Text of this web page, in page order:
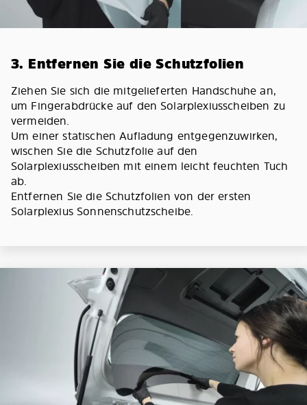
3. Entfernen Sie die Schutzfolien
Ziehen Sie sich die mitgelieferten Handschuhe an,
um Fingerabdrücke auf den Solarplexiusscheiben zu
vermeiden.
Um einer statischen Aufladung entgegenzuwirken,
wischen Sie die Schutzfolie auf den
Solarplexiusscheiben mit einem leicht feuchten Tuch
ab.
Entfernen Sie die Schutzfolien von der ersten
Solarplexius Sonnenschutzscheibe.